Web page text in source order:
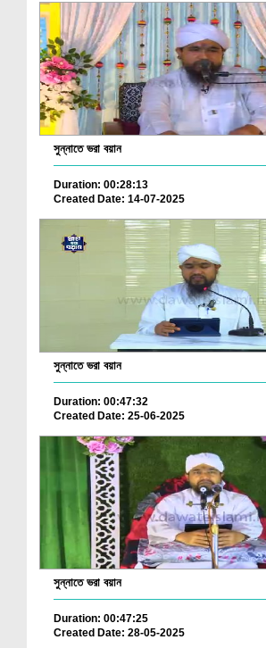
সুন্নাতে ভরা বয়ান
Duration: 00:28:13
Created Date: 14-07-2025
সুন্নাতে ভরা বয়ান
Duration: 00:47:32
Created Date: 25-06-2025
সুন্নাতে ভরা বয়ান
Duration: 00:47:25
Created Date: 28-05-2025